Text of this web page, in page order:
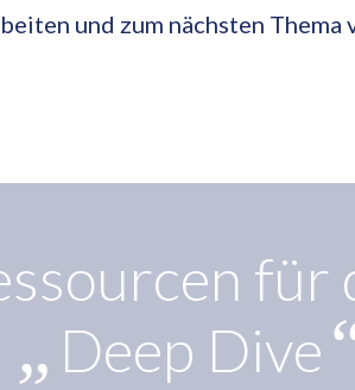
und zum nächsten Thema
für
„ Deep Dive